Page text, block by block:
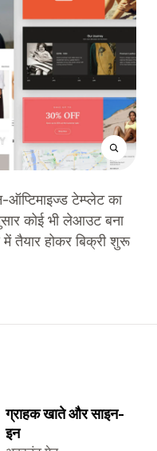
टेम्प्लेट का
कोई भी लेआउट बना
होकर बिक्री शुरू
ग्राहक खाते और साइन-
इन